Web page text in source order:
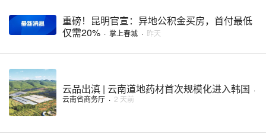
重磅！昆明官宣：异地公积金买房，首付最低
仅需20% · 掌上春城 · 昨天
云品出滇 | 云南道地药材首次规模化进入韩国 ·
云南省商务厅 · 2 天前